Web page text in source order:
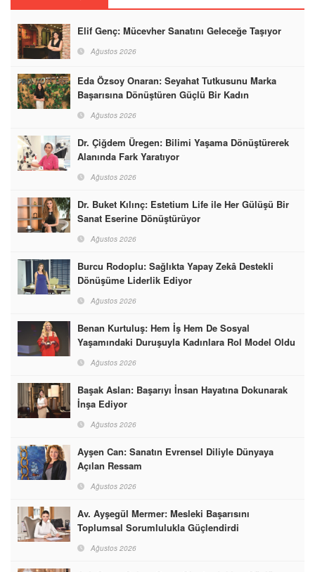
Elif Genç: Mücevher Sanatını Geleceğe Taşıyor
Ağustos 2026
Eda Özsoy Onaran: Seyahat Tutkusunu Marka
Başarısına Dönüştüren Güçlü Bir Kadın
Ağustos 2026
Dr. Çiğdem Üregen: Bilimi Yaşama Dönüştürerek
Alanında Fark Yaratıyor
Ağustos 2026
Dr. Buket Kılınç: Estetium Life ile Her Gülüşü Bir
Sanat Eserine Dönüştürüyor
Ağustos 2026
Burcu Rodoplu: Sağlıkta Yapay Zekâ Destekli
Dönüşüme Liderlik Ediyor
Ağustos 2026
Benan Kurtuluş: Hem İş Hem De Sosyal
Yaşamındaki Duruşuyla Kadınlara Rol Model Oldu
Ağustos 2026
Başak Aslan: Başarıyı İnsan Hayatına Dokunarak
İnşa Ediyor
Ağustos 2026
Ayşen Can: Sanatın Evrensel Diliyle Dünyaya
Açılan Ressam
Ağustos 2026
Av. Ayşegül Mermer: Mesleki Başarısını
Toplumsal Sorumlulukla Güçlendirdi
Ağustos 2026